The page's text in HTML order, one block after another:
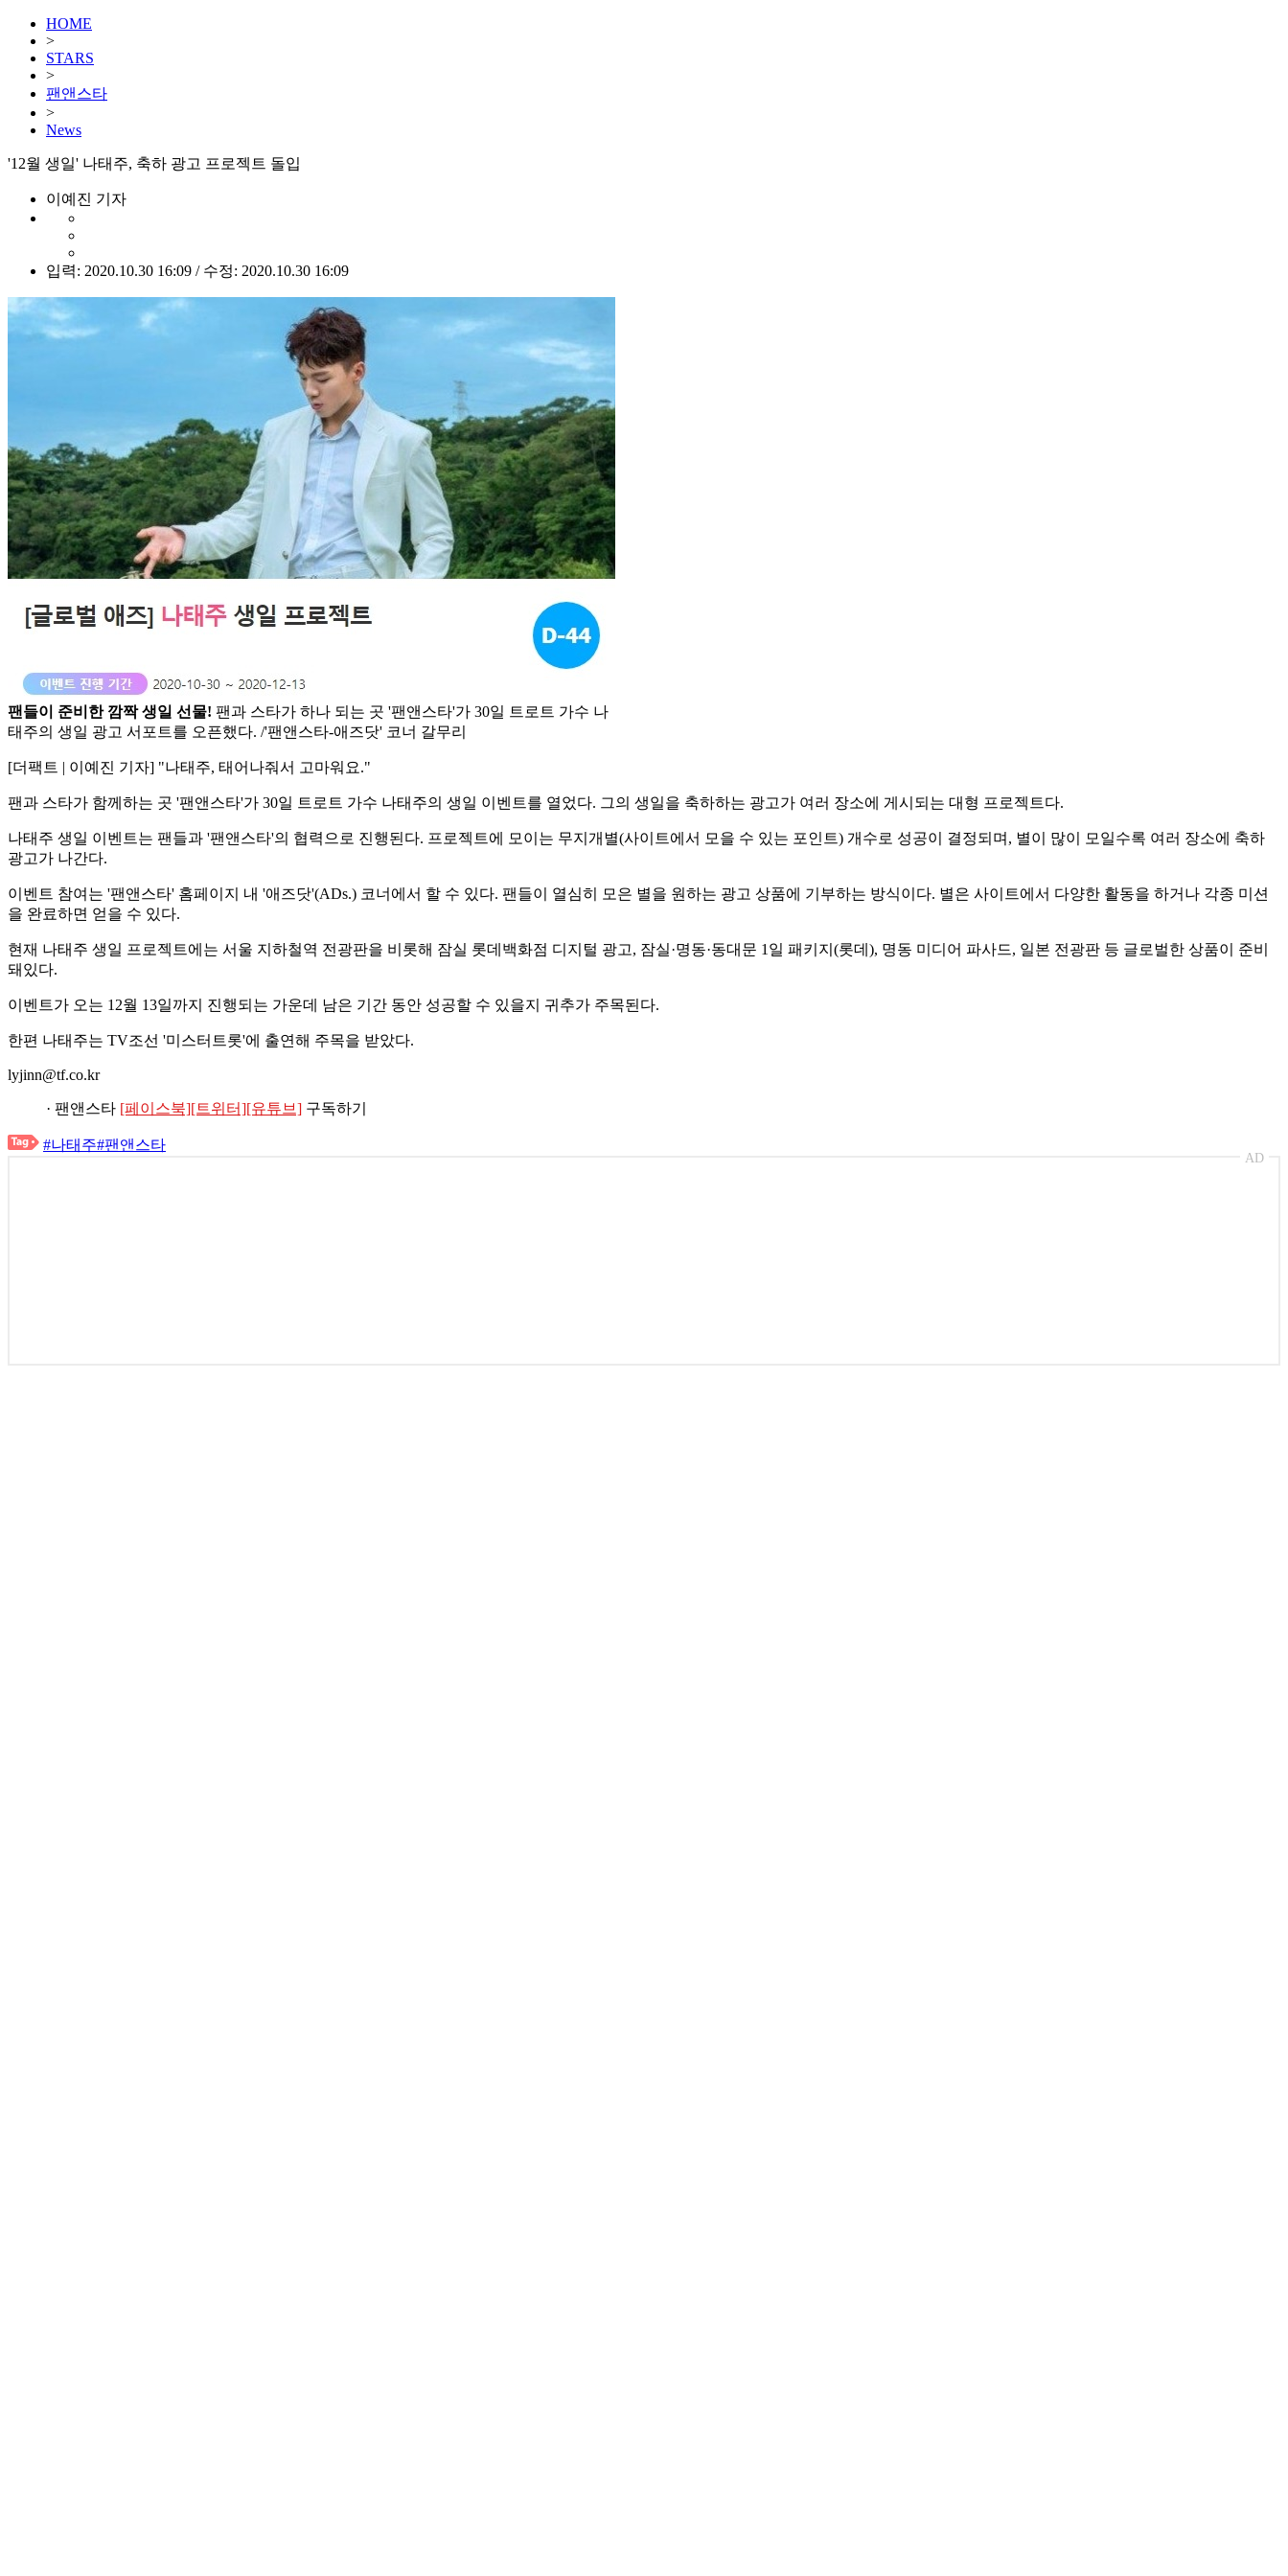
HOME
>
STARS
>
팬앤스타
>
News
'12월 생일' 나태주, 축하 광고 프로젝트 돌입
이예진 기자
입력: 2020.10.30 16:09 / 수정: 2020.10.30 16:09
팬들이 준비한 깜짝 생일 선물! 팬과 스타가 하나 되는 곳 '팬앤스타'가 30일 트로트 가수 나
태주의 생일 광고 서포트를 오픈했다. /'팬앤스타-애즈닷' 코너 갈무리
[더팩트 | 이예진 기자] "나태주, 태어나줘서 고마워요."
팬과 스타가 함께하는 곳 '팬앤스타'가 30일 트로트 가수 나태주의 생일 이벤트를 열었다. 그의 생일을 축하하는 광고가 여러 장소에 게시되는 대형 프로젝트다.
나태주 생일 이벤트는 팬들과 '팬앤스타'의 협력으로 진행된다. 프로젝트에 모이는 무지개별(사이트에서 모을 수 있는 포인트) 개수로 성공이 결정되며, 별이 많이 모일수록 여러 장소에 축하
광고가 나간다.
이벤트 참여는 '팬앤스타' 홈페이지 내 '애즈닷'(ADs.) 코너에서 할 수 있다. 팬들이 열심히 모은 별을 원하는 광고 상품에 기부하는 방식이다. 별은 사이트에서 다양한 활동을 하거나 각종 미션
을 완료하면 얻을 수 있다.
현재 나태주 생일 프로젝트에는 서울 지하철역 전광판을 비롯해 잠실 롯데백화점 디지털 광고, 잠실·명동·동대문 1일 패키지(롯데), 명동 미디어 파사드, 일본 전광판 등 글로벌한 상품이 준비
돼있다.
이벤트가 오는 12월 13일까지 진행되는 가운데 남은 기간 동안 성공할 수 있을지 귀추가 주목된다.
한편 나태주는 TV조선 '미스터트롯'에 출연해 주목을 받았다.
lyjinn@tf.co.kr
· 팬앤스타 [페이스북][트위터][유튜브] 구독하기
#나태주#팬앤스타
AD